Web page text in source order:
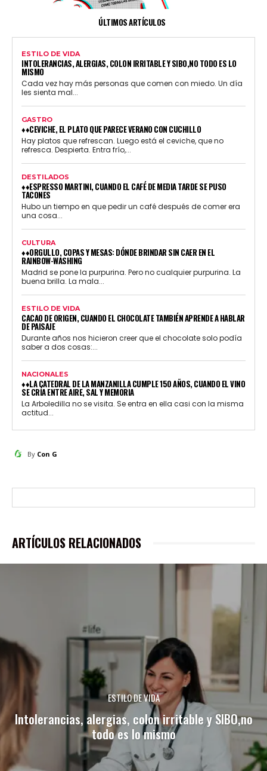
ÚLTIMOS ARTÍCULOS
ESTILO DE VIDA
INTOLERANCIAS, ALERGIAS, COLON IRRITABLE Y SIBO,NO TODO ES LO
MISMO
Cada vez hay más personas que comen con miedo. Un día
les sienta mal...
GASTRO
♦♦CEVICHE, EL PLATO QUE PARECE VERANO CON CUCHILLO
Hay platos que refrescan. Luego está el ceviche, que no
refresca. Despierta. Entra frío,...
DESTILADOS
♦♦ESPRESSO MARTINI, CUANDO EL CAFÉ DE MEDIA TARDE SE PUSO
TACONES
Hubo un tiempo en que pedir un café después de comer era
una cosa...
CULTURA
♦♦ORGULLO, COPAS Y MESAS: DÓNDE BRINDAR SIN CAER EN EL
RAINBOW-WASHING
Madrid se pone la purpurina. Pero no cualquier purpurina. La
buena brilla. La mala...
ESTILO DE VIDA
CACAO DE ORIGEN, CUANDO EL CHOCOLATE TAMBIÉN APRENDE A HABLAR
DE PAISAJE
Durante años nos hicieron creer que el chocolate solo podía
saber a dos cosas:...
NACIONALES
♦♦LA CATEDRAL DE LA MANZANILLA CUMPLE 150 AÑOS, CUANDO EL VINO
SE CRÍA ENTRE AIRE, SAL Y MEMORIA
La Arboledilla no se visita. Se entra en ella casi con la misma
actitud...
By Con G
ARTÍCULOS RELACIONADOS
ESTILO DE VIDA
Intolerancias, alergias, colon irritable y SIBO,no
todo es lo mismo